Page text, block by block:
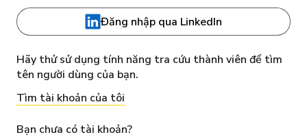
Đăng nhập qua LinkedIn
Hãy thử sử dụng tính năng tra cứu thành viên để tìm
tên người dùng của bạn.
Tìm tài khoản của tôi
Bạn chưa có tài khoản?